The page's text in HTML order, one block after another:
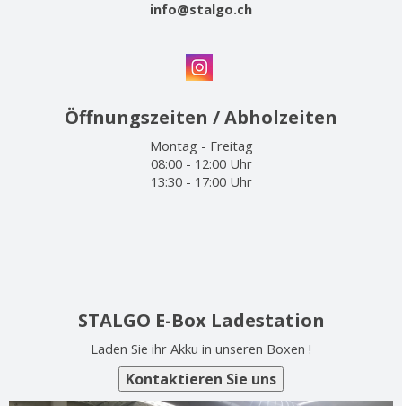
info@stalgo.ch
Öffnungszeiten / Abholzeiten
Montag - Freitag
08:00 - 12:00 Uhr
13:30 - 17:00 Uhr
STALGO E-Box Ladestation
Laden Sie ihr Akku in unseren Boxen !